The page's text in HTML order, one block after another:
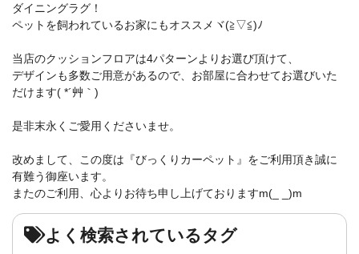
ダイニングラグ！
ペットを飼われているお家にもオススメヾ(≧▽≦)ﾉ
当店のクッションフロアは4パターンよりお選び頂けて、
デザインも多数ご用意があるので、お部屋に合わせてお選びいた
だけます( *´艸｀)
是非末永くご愛用くださいませ。
改めまして、この度は『びっくりカーペット』をご利用頂き誠に
有難う御座います。
またのご利用、心よりお待ち申し上げておりますm(_ _)m
よく検索されているタグ